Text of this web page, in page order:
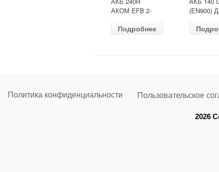
АКОМ EFB 2-
(EN1500) ДШВ
Подробнее
(EN900)
залит
Политика конфиденциальности Пользовательское
2026